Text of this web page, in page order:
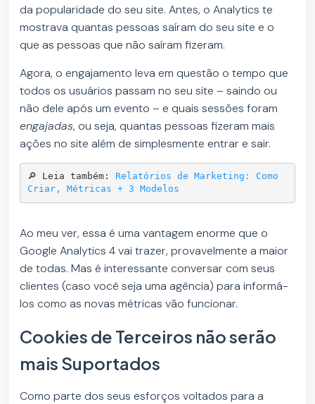
da popularidade do seu site. Antes, o Analytics te
mostrava quantas pessoas saíram do seu site e o
que as pessoas que não saíram fizeram.
Agora, o engajamento leva em questão o tempo que
todos os usuários passam no seu site – saindo ou
não dele após um evento – e quais sessões foram
engajadas, ou seja, quantas pessoas fizeram mais
ações no site além de simplesmente entrar e sair.
🔎 Leia também: Relatórios de Marketing: Como
Criar, Métricas + 3 Modelos
Ao meu ver, essa é uma vantagem enorme que o
Google Analytics 4 vai trazer, provavelmente a maior
de todas. Mas é interessante conversar com seus
clientes (caso você seja uma agência) para informá-
los como as novas métricas vão funcionar.
Cookies de Terceiros não serão
mais Suportados
Como parte dos seus esforços voltados para a